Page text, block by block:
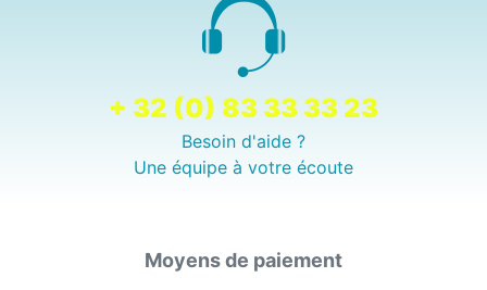
+ 32 (0) 83 33 33 23
Besoin d'aide ?
Une équipe à votre écoute
Moyens de paiement